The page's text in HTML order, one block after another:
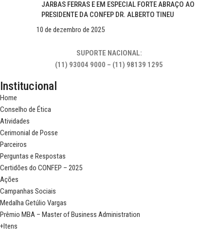
JARBAS FERRAS E EM ESPECIAL FORTE ABRAÇO AO
PRESIDENTE DA CONFEP DR. ALBERTO TINEU
10 de dezembro de 2025
SUPORTE NACIONAL:
(11) 93004 9000 – (11) 98139 1295
Institucional
Home
Conselho de Ética
Atividades
Cerimonial de Posse
Parceiros
Perguntas e Respostas
Certidões do CONFEP – 2025
Ações
Campanhas Sociais
Medalha Getúlio Vargas
Prêmio MBA – Master of Business Administration
+Itens